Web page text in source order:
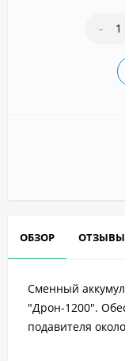
-
ОБЗОР ОТЗЫВЫ
Сменный
"Дрон-1200".
подавителя